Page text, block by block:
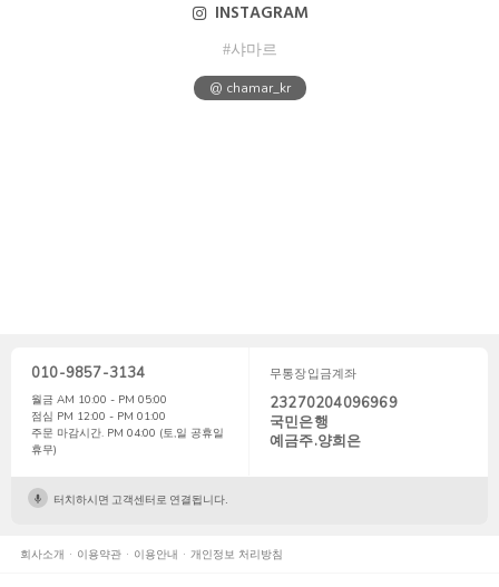
INSTAGRAM
#샤마르
@ chamar_kr
010-9857-3134
월금 AM 10:00 - PM 05:00
점심 PM 12:00 - PM 01:00
주문 마감시간. PM 04:00 (토,일 공휴일
휴무)
무통장입금계좌
23270204096969
국민은행
예금주.양희은
터치하시면 고객센터로 연결됩니다.
회사소개 이용약관 이용안내 개인정보 처리방침